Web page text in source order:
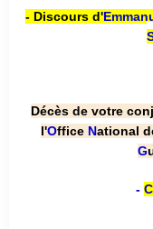
- Discours d'
Décès de votre
l'Office National
G
-